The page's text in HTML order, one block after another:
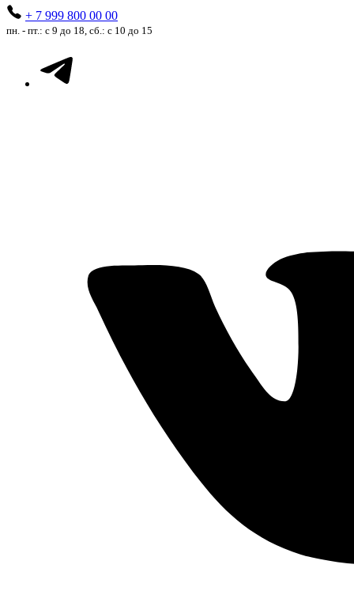
+ 7 999 800 00 00
пн. - пт.: с 9 до 18, сб.: с 10 до 15